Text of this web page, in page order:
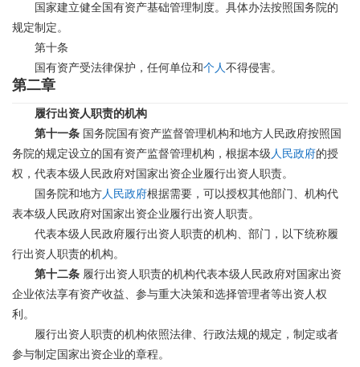
国家建立健全国有资产基础管理制度。具体办法按照国务院的
规定制定。
第十条
国有资产受法律保护，任何单位和个人 不得侵害。
第二章
履行出资人职责的机构
第十一条 国务院国有资产监督管理机构和地方人民政府按照国
务院的规定设立的国有资产监督管理机构，根据本级 人民政府的授
权，代表本级人民政府对国家出资企业履行出资人职责。
国务院和地方 人民政府根据需要，可以授权其他部门、机构代
表本级人民政府对国家出资企业履行出资人职责。
代表本级人民政府履行出资人职责的机构、部门，以下统称履
行出资人职责的机构。
第十二条 履行出资人职责的机构代表本级人民政府对国家出资
企业依法享有资产收益、参与重大决策和选择管理者等出资人权
利。
履行出资人职责的机构依照法律、行政法规的规定，制定或者
参与制定国家出资企业的章程。